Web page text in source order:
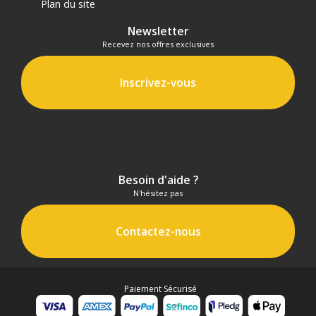
Plan du site
Newsletter
Recevez nos offres exclusives
Inscrivez-vous
Besoin d'aide ?
N'hésitez pas
Contactez-nous
Paiement Sécurisé